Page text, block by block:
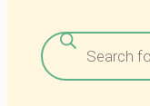
Αναζήτηση
προϊόντων